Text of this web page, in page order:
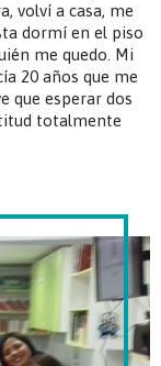
volví a casa, me
dormí en el piso
me quedo. Mi
20 años que me
que esperar dos
totalmente